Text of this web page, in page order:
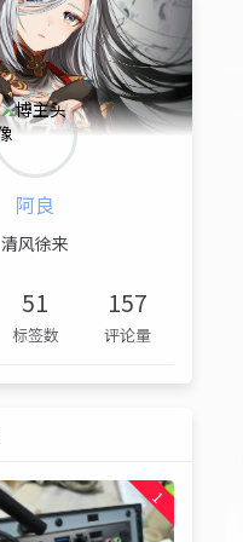
阿良
清风徐来
51
标签数
157
评论量
1